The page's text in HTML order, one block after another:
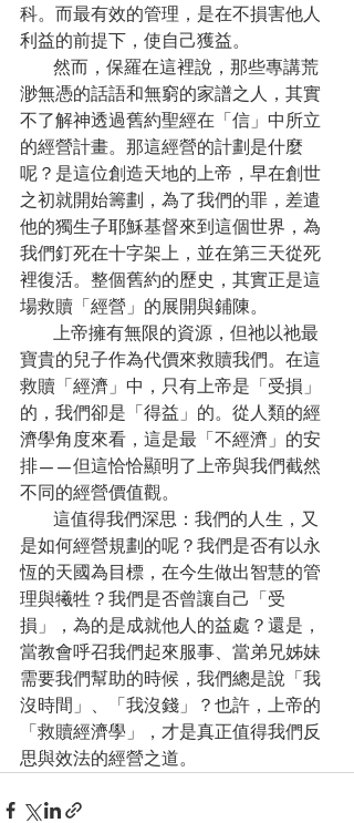
科。而最有效的管理，是在不損害他人
利益的前提下，使自己獲益。
渺無憑的話語和無窮的家譜之人，其實
不了解神透過舊約聖經在「信」中所立
的經營計畫。那這經營的計劃是什麼
呢？是這位創造天地的上帝，早在創世
之初就開始籌劃，為了我們的罪，差遣
他的獨生子耶穌基督來到這個世界，為
我們釘死在十字架上，並在第三天從死
裡復活。整個舊約的歷史，其實正是這
場救贖「經營」的展開與鋪陳。
寶貴的兒子作為代價來救贖我們。在這
救贖「經濟」中，只有上帝是「受損」
的，我們卻是「得益」的。從人類的經
濟學角度來看，這是最「不經濟」的安
排——但這恰恰顯明了上帝與我們截然
不同的經營價值觀。
是如何經營規劃的呢？我們是否有以永
恆的天國為目標，在今生做出智慧的管
理與犧牲？我們是否曾讓自己「受
損」，為的是成就他人的益處？還是，
當教會呼召我們起來服事、當弟兄姊妹
需要我們幫助的時候，我們總是說「我
沒時間」、「我沒錢」？也許，上帝的
「救贖經濟學」，才是真正值得我們反
思與效法的經營之道。